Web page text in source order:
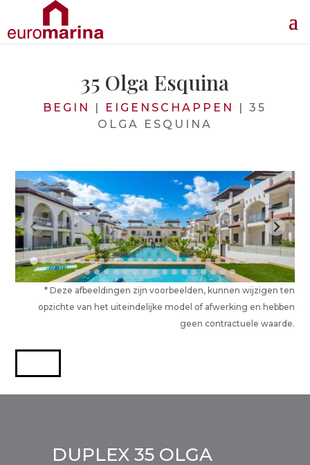
35 Olga Esquina
BEGIN | EIGENSCHAPPEN |35
OLGA ESQUINA
* Deze afbeeldingen zijn voorbeelden, kunnen wijzigen ten
opzichte van het uiteindelijke model of afwerking en hebben
geen contractuele waarde.
DUPLEX 35 OLGA